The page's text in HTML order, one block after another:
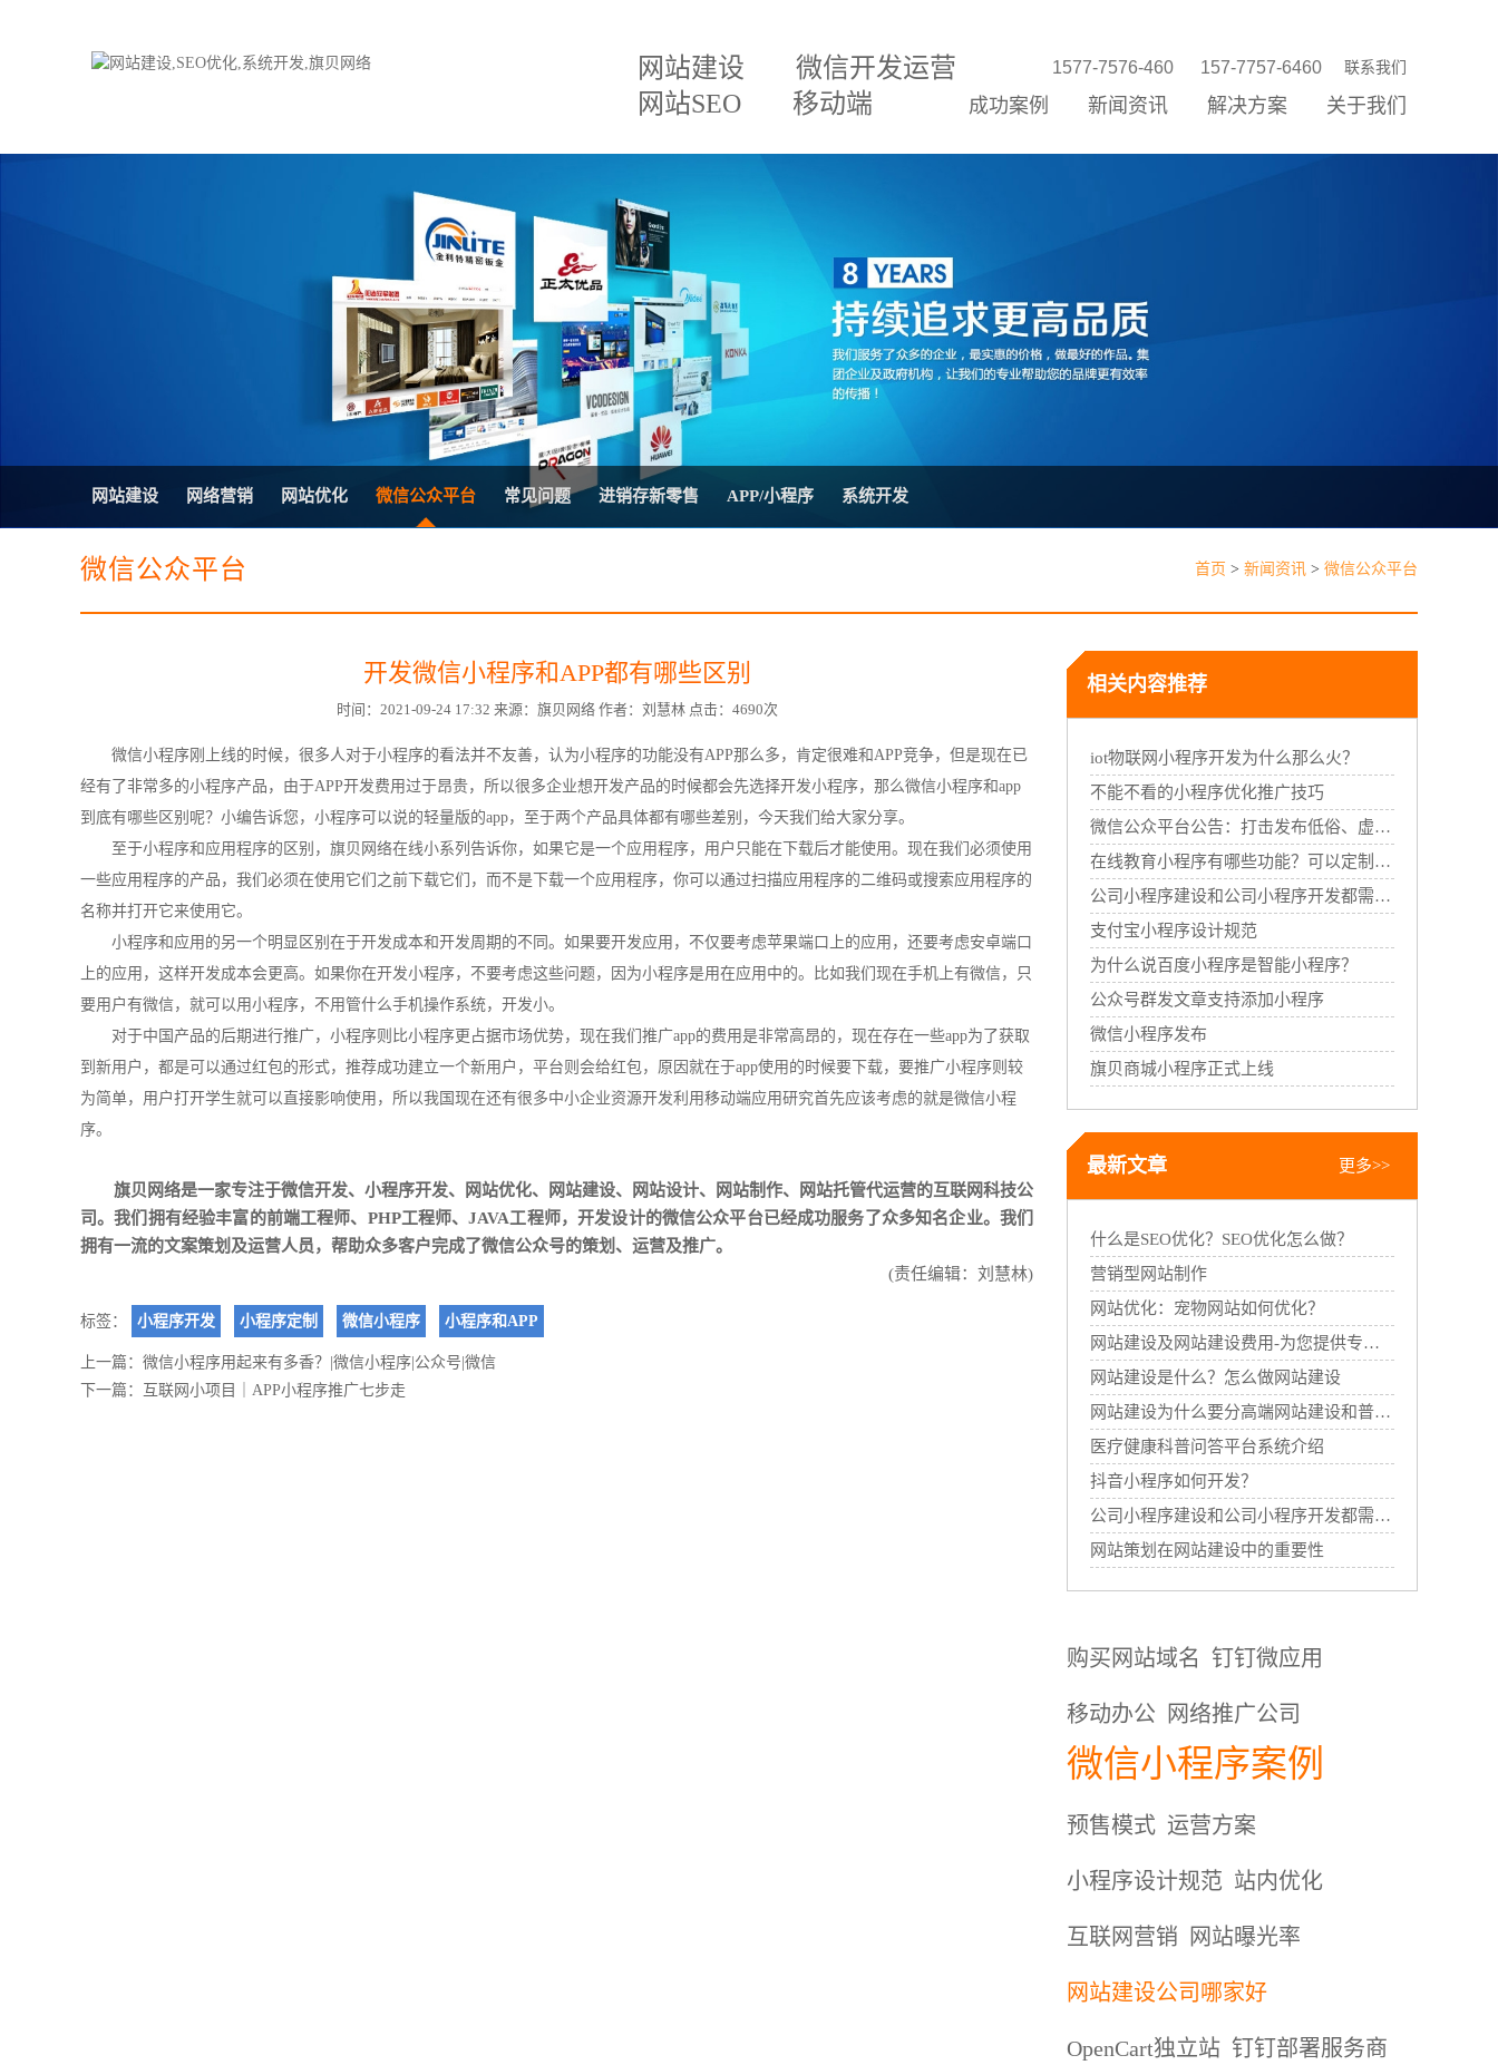
网站建设
微信开发运营
网站SEO
移动端
1577-7576-460 157-7757-6460 联系我们
成功案例 新闻资讯 解决方案 关于我们
微信平台建设
电子商务商城建设
H5响应式网站建设方案
防伪防窜货系统
外贸多语言网站建设方案
三级分销系统
网站推广优化方案
在线进销存管理
品牌加盟营销管理系统
营销型网站建设方案
微信小程序
百度排名专家
微信分销
三级分销直销系统
网站SEO优化
移动APP开发
网站托管代运营
关于我们
企业文化
招贤纳士
联系我们
公司公告
网站优化
网络营销
微信公众平台
进销存新零售
赋能线下门店，线上线下一体经营
网站建设 网络营销 网站优化 微信公众平台 常见问题 进销存新零售 APP/小程序 系统开发
微信公众平台 首页 > 新闻资讯 > 微信公众平台
开发微信小程序和APP都有哪些区别
时间：2021-09-24 17:32 来源：旗贝网络 作者：刘慧林 点击：4690次
微信小程序刚上线的时候，很多人对于小程序的看法并不友善，认为小程序的功能没有APP那么多，肯定很难和APP竞争，但是现在已
经有了非常多的小程序产品，由于APP开发费用过于昂贵，所以很多企业想开发产品的时候都会先选择开发小程序，那么微信小程序和app
到底有哪些区别呢？小编告诉您，小程序可以说的轻量版的app，至于两个产品具体都有哪些差别，今天我们给大家分享。
至于小程序和应用程序的区别，旗贝网络在线小系列告诉你，如果它是一个应用程序，用户只能在下载后才能使用。现在我们必须使用
一些应用程序的产品，我们必须在使用它们之前下载它们，而不是下载一个应用程序，你可以通过扫描应用程序的二维码或搜索应用程序的
名称并打开它来使用它。
小程序和应用的另一个明显区别在于开发成本和开发周期的不同。如果要开发应用，不仅要考虑苹果端口上的应用，还要考虑安卓端口
上的应用，这样开发成本会更高。如果你在开发小程序，不要考虑这些问题，因为小程序是用在应用中的。比如我们现在手机上有微信，只
要用户有微信，就可以用小程序，不用管什么手机操作系统，开发小。
对于中国产品的后期进行推广，小程序则比小程序更占据市场优势，现在我们推广app的费用是非常高昂的，现在存在一些app为了获取
到新用户，都是可以通过红包的形式，推荐成功建立一个新用户，平台则会给红包，原因就在于app使用的时候要下载，要推广小程序则较
为简单，用户打开学生就可以直接影响使用，所以我国现在还有很多中小企业资源开发利用移动端应用研究首先应该考虑的就是微信小程
序。
旗贝网络是一家专注于微信开发、 小程序开发、 网站优化、 网站建设、 网站设计、 网站制作、 网站托管代运营的互联网科技公
司。我们拥有经验丰富的前端工程师、PHP工程师、JAVA工程师，开发设计的微信公众平台已经成功服务了众多知名企业。我们
拥有一流的文案策划及运营人员，帮助众多客户完成了微信公众号的策划、运营及推广。
(责任编辑：刘慧林)
标签： 小程序开发 小程序定制 微信小程序 小程序和APP
上一篇： 微信小程序用起来有多香？|微信小程序|公众号|微信
下一篇：
互联网小项目｜APP小程序推广七步走
相关内容推荐
iot物联网小程序开发为什么那么火？
不能不看的小程序优化推广技巧
微信公众平台公告：打击发布低俗、虚假标题和内容的行为
在线教育小程序有哪些功能？可以定制开发吗？
公司小程序建设和公司小程序开发都需要哪些过程？
支付宝小程序设计规范
为什么说百度小程序是智能小程序？
公众号群发文章支持添加小程序
微信小程序发布
旗贝商城小程序正式上线
最新文章 更多>>
什么是SEO优化？SEO优化怎么做？
营销型网站制作
网站优化：宠物网站如何优化？
网站建设及网站建设费用-为您提供专业的网站建设服务
网站建设是什么？怎么做网站建设
网站建设为什么要分高端网站建设和普通网站建设
医疗健康科普问答平台系统介绍
抖音小程序如何开发？
公司小程序建设和公司小程序开发都需要哪些过程？
网站策划在网站建设中的重要性
购买网站域名 钉钉微应用
移动办公 网络推广公司
微信小程序案例
预售模式 运营方案
小程序设计规范 站内优化
互联网营销 网站曝光率
网站建设公司哪家好
OpenCart独立站 钉钉部署服务商